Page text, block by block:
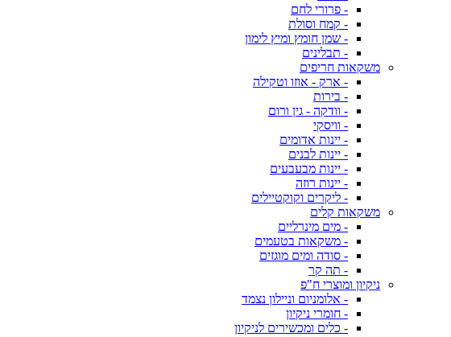
- פרורי לחם
- קמח וסולת
- שמן חומץ ומיץ לימון
- תבלינים
משקאות חריפים
- ארק - אוזו וטקילה
- בירות
- וודקה - גין ורום
- וויסקי
- יינות אדומים
- יינות לבנים
- יינות מבעבעים
- יינות רוזה
- ליקרים וקוקטיילים
משקאות קלים
- מים מינרליים
- משקאות בטעמים
- סודה ומים מוגזים
- תה קר
ניקיון ומוצרי ח"פ
- אלומניום וניילון נצמד
- חומרי ניקיון
- כלים ומכשירים לניקיון